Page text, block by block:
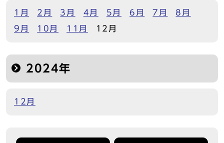
1月 2月 3月 4月 5月 6月 7月
8月
9月
10月 11月 12月
2024年
12月